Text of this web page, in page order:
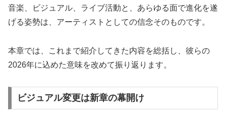
音楽、ビジュアル、ライブ活動と、あらゆる面で進化を遂
げる姿勢は、アーティストとしての信念そのものです。
本章では、これまで紹介してきた内容を総括し、彼らの
2026年に込めた意味を改めて振り返ります。
ビジュアル変更は新章の幕開け